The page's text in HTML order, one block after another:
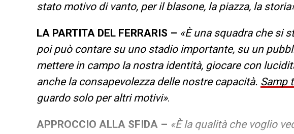
stato motivo di vanto, per il blasone, la piazza, la
LA PARTITA DEL FERRARIS – «È una squadra che si
poi può contare su uno stadio importante, su un
mettere in campo la nostra identità, giocare con
anche la consapevolezza delle nostre capacità. Samp
guardo solo per altri motivi».
APPROCCIO ALLA SFIDA – «È la qualità che voglio